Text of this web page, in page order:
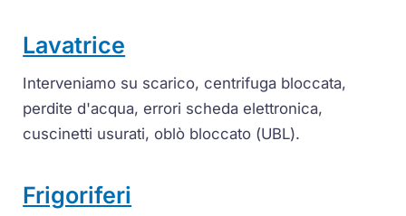
Lavatrice
Interveniamo su scarico, centrifuga bloccata,
perdite d'acqua, errori scheda elettronica,
cuscinetti usurati, oblò bloccato (UBL).
Frigoriferi